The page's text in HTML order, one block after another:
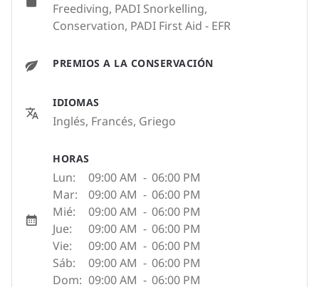
Freediving, PADI Snorkelling,
Conservation, PADI First Aid - EFR
PREMIOS A LA CONSERVACIÓN
IDIOMAS
Inglés, Francés, Griego
HORAS
Lun: 09:00 AM - 06:00 PM
Mar:
09:00 AM - 06:00 PM
Mié:
09:00 AM - 06:00 PM
Jue:
09:00 AM - 06:00 PM
Vie:
09:00 AM - 06:00 PM
Sáb:
09:00 AM - 06:00 PM
Dom: 09:00 AM - 06:00 PM